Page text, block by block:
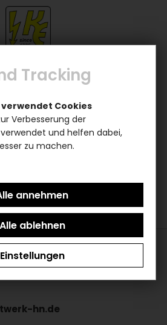
Sets
Balkonkraftwerk
Microinverter EZ-1
hn.de
Tracking
Cookies
Verbesserung der
und helfen dabei,
zu machen.
Einstellungen